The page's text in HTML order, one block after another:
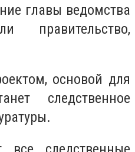
главы ведомства
основой для
следственное